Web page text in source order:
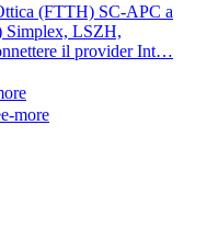
(FTTH) SC-APC a
Simplex, LSZH,
il provider Int…
more